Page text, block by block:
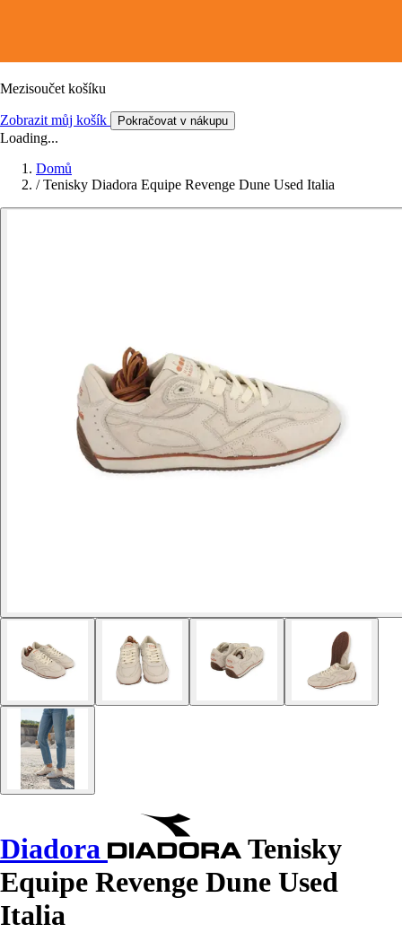
Mezisoučet košíku
Zobrazit můj košík Pokračovat v nákupu
Loading...
Domů
/ Tenisky Diadora Equipe Revenge Dune Used Italia
Diadora
Tenisky
Equipe Revenge Dune Used
Italia